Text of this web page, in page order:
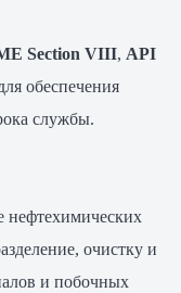
Section VIII, API
обеспечения
службы.
нефтехимических
очистку и
и побочных